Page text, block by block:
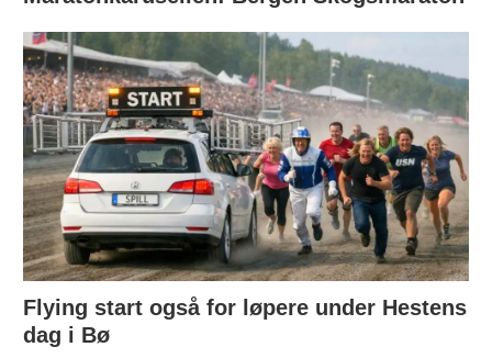
Flying start også for løpere under Hestens
dag i Bø